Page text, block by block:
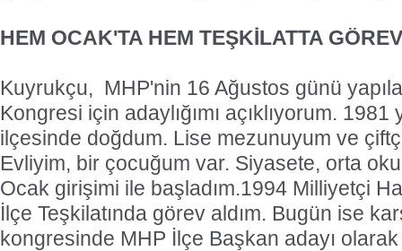
HEM OCAK'TA HEM TEŞKİLATTA
Kuyrukçu,  MHP'nin 16 Ağustos günü
Kongresi için adaylığımı açıklıyorum. 1981
ilçesinde doğdum. Lise mezunuyum ve
Evliyim, bir çocuğum var. Siyasete, orta okul
Ocak girişimi ile başladım.1994 Milliyetçi
İlçe Teşkilatında görev aldım. Bugün ise
kongresinde MHP İlçe Başkan adayı